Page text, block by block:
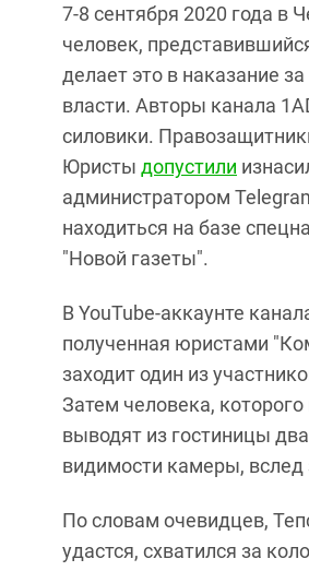
7-8 сентября 2020 года в
человек,
делает это в наказание
власти. Авторы канала
силовики.
Юристы допустили
администратором
находиться на базе
"Новой газеты".
В YouTube-аккаунте
полученная юристами
заходит один из
Затем человека,
выводят из гостиницы
видимости камеры,
По словам очевидцев,
удастся, схватился за